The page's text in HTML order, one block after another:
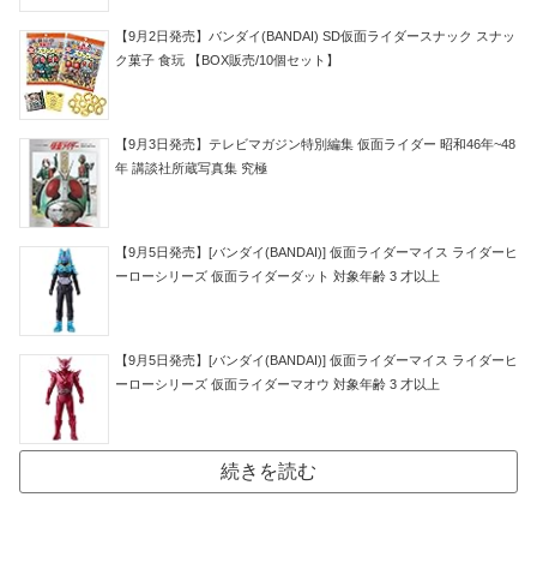
【9月2日発売】バンダイ(BANDAI) SD仮面ライダースナック スナッ
ク菓子 食玩 【BOX販売/10個セット】
【9月3日発売】テレビマガジン特別編集 仮面ライダー 昭和46年~48
年 講談社所蔵写真集 究極
【9月5日発売】[バンダイ(BANDAI)] 仮面ライダーマイス ライダーヒ
ーローシリーズ 仮面ライダーダット 対象年齢 3 才以上
【9月5日発売】[バンダイ(BANDAI)] 仮面ライダーマイス ライダーヒ
ーローシリーズ 仮面ライダーマオウ 対象年齢 3 才以上
続きを読む